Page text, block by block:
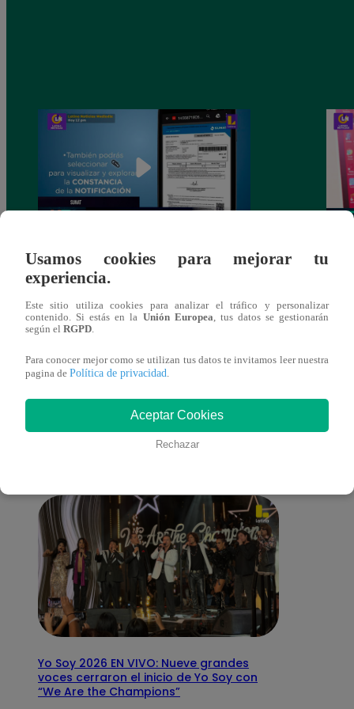
Huella Digital: conoce las webs y
aplicaciones para realizar trámites
También te puede
interesar
Yo Soy 2026 EN VIVO: Nueve grandes
voces cerraron el inicio de Yo Soy con
“We Are the Champions”
Usamos cookies para mejorar tu
experiencia.
Este sitio utiliza cookies para analizar el tráfico y personalizar
contenido. Si estás en la Unión Europea, tus datos se gestionarán
según el RGPD.
Para conocer mejor como se utilizan tus datos te invitamos leer nuestra
pagina de Política de privacidad.
Aceptar Cookies
Rechazar